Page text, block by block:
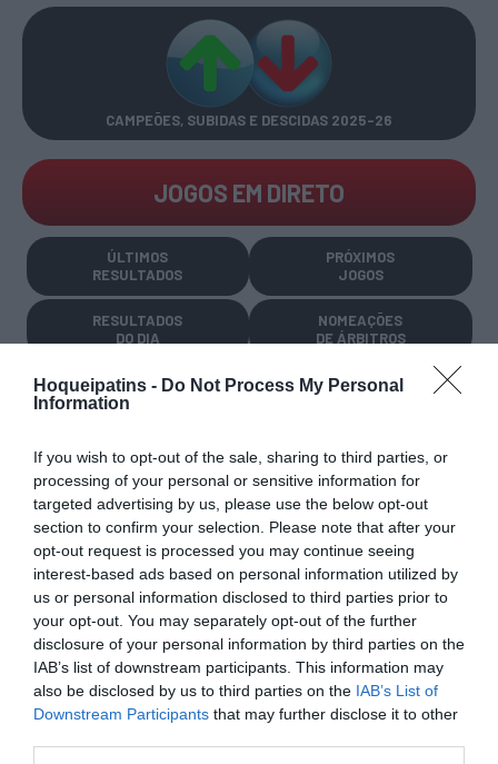
Hoqueipatins - Do Not Process My Personal
Information
If you wish to opt-out of the sale, sharing to third parties, or
processing of your personal or sensitive information for
targeted advertising by us, please use the below opt-out
section to confirm your selection. Please note that after your
opt-out request is processed you may continue seeing
interest-based ads based on personal information utilized by
us or personal information disclosed to third parties prior to
your opt-out. You may separately opt-out of the further
disclosure of your personal information by third parties on the
IAB’s list of downstream participants. This information may
also be disclosed by us to third parties on the IAB’s List of
Downstream Participants that may further disclose it to other
CAMPEÕES, SUBIDAS E DESCIDAS 2025-26
JOGOS EM DIRETO
ÚLTIMOS
RESULTADOS
PRÓXIMOS
JOGOS
RESULTADOS
DO DIA
NOMEAÇÕES
DE ÁRBITROS
COMPETIÇÕESNACIONAIS
PLACARD
DIVISÃO
3ª
DIVISÃO
CAMP.
FEMININO
DIVERSAS
SUB-23 SUB-19 SUB-17 SUB-15 SUB-13